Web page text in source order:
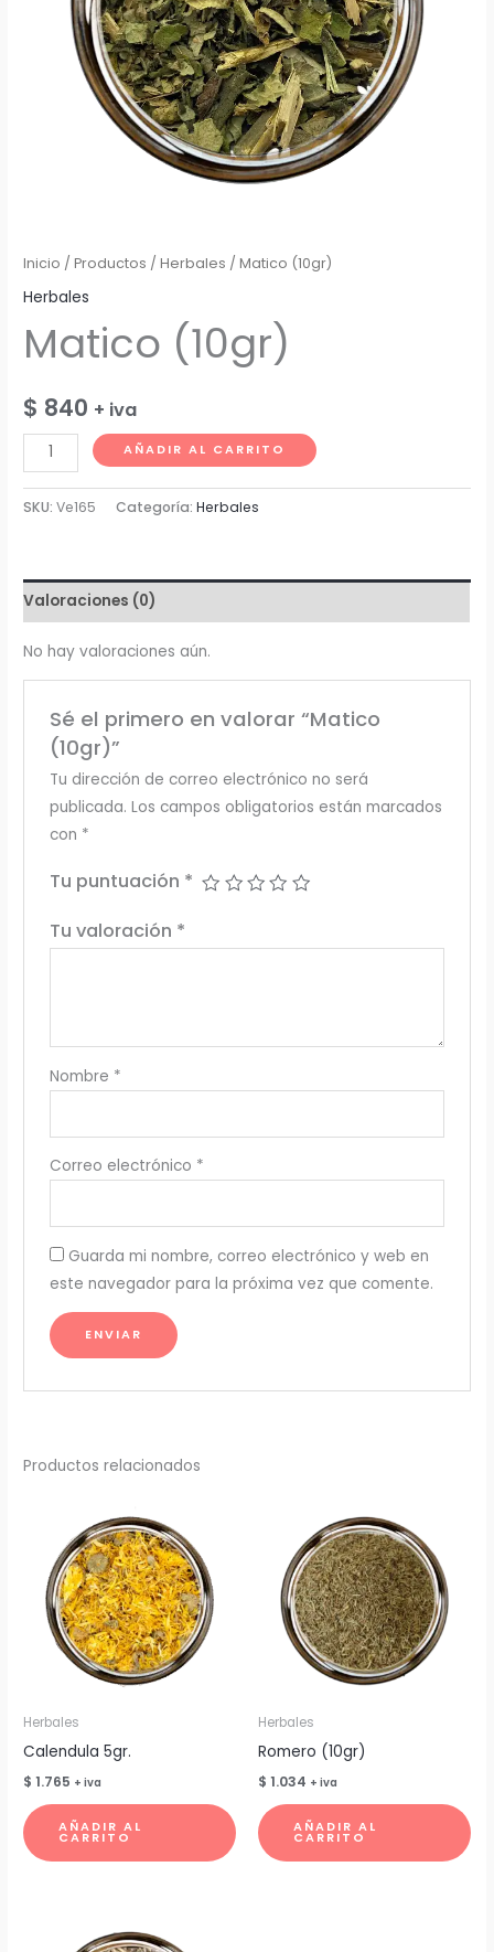
Inicio /Productos /Herbales / Matico (10gr)
Herbales
Matico (10gr)
$ 840 + iva
Matico
(10gr)
cantidad
AÑADIR AL CARRITO
SKU:Ve165 Categoría:Herbales
Valoraciones (0)
No hay valoraciones aún.
Sé el primero en valorar “Matico
(10gr)”
Tu dirección de correo electrónico no será
publicada. Los campos obligatorios están marcados
con *
Tu puntuación *
Tu valoración *
Nombre *
Correo electrónico *
Guarda mi nombre, correo electrónico y web en
este navegador para la próxima vez que comente.
Productos relacionados
Herbales
Calendula 5gr.
$ 1.765 + iva
AÑADIR AL
CARRITO
Herbales
Romero (10gr)
$ 1.034 + iva
AÑADIR AL
CARRITO